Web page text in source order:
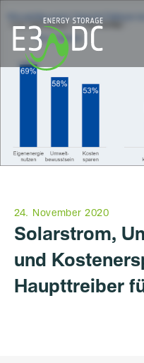
24. November 2020
Solarstrom,
und
Haupttreiber